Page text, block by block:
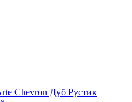
Chevron Дуб Рустик